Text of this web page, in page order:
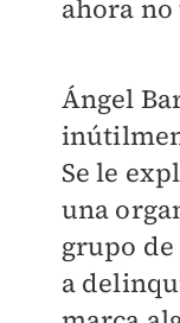
ahora
Ángel
Se le
una
grupo
a